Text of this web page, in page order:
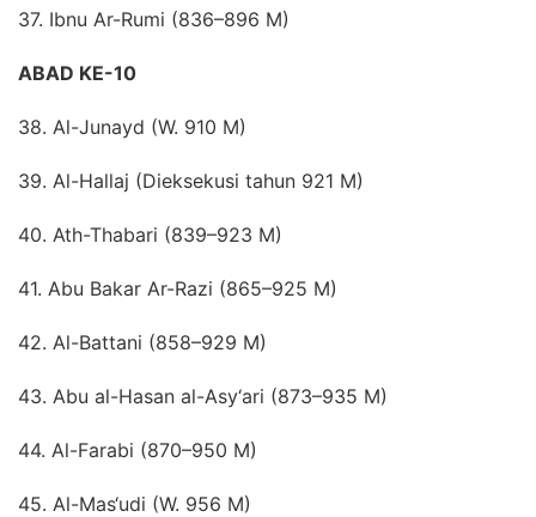
37. Ibnu Ar-Rumi (836–896 M)
ABAD KE-10
38. Al-Junayd (W. 910 M)
39. Al-Hallaj (Dieksekusi tahun 921 M)
40. Ath-Thabari (839–923 M)
41. Abu Bakar Ar-Razi (865–925 M)
42. Al-Battani (858–929 M)
43. Abu al-Hasan al-Asy‘ari (873–935 M)
44. Al-Farabi (870–950 M)
45. Al-Mas‘udi (W. 956 M)